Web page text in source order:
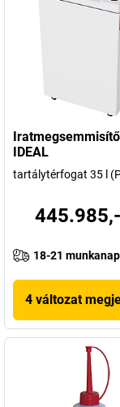
IDEAL
tartálytérfogat 35 l
18-21
4 változat